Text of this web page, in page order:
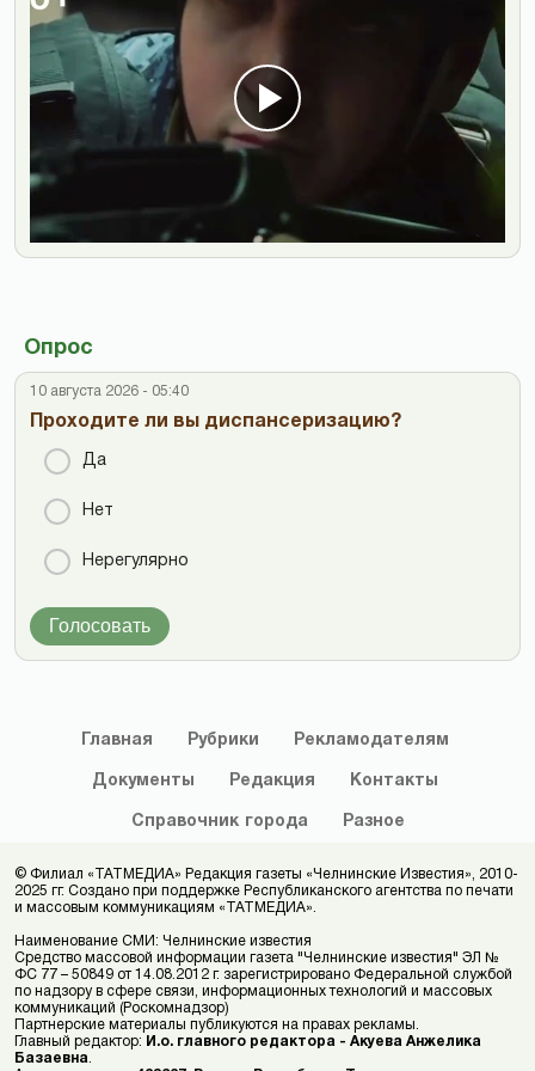
Опрос
10 августа 2026 - 05:40
Проходите ли вы диспансеризацию?
Да
Нет
Нерегулярно
Голосовать
Главная Рубрики Рекламодателям
Документы Редакция Контакты
Справочник города Разное
© Филиал «ТАТМЕДИА» Редакция газеты «Челнинские Известия», 2010-
2025 гг. Создано при поддержке Республиканского агентства по печати
и массовым коммуникациям «ТАТМЕДИА».
Наименование СМИ: Челнинские известия
Средство массовой информации газета "Челнинские известия" ЭЛ №
ФС 77 – 50849 от 14.08.2012 г. зарегистрировано Федеральной службой
по надзору в сфере связи, информационных технологий и массовых
коммуникаций (Роскомнадзор)
Партнерские материалы публикуются на правах рекламы.
Главный редактор: И.о. главного редактора - Акуева Анжелика
Базаевна